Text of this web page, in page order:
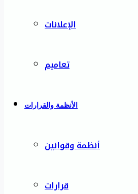
الإعلانات
تعاميم
الأنظمة والقرارات
أنظمة وقوانين
قرارات